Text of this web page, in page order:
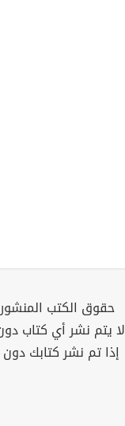
حقوق الكتب
لا يتم نشر أي كتاب
إذا تم نشر كتابك